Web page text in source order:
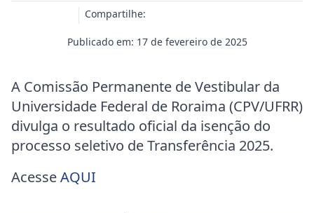
Publicado em: 17 de fevereiro de 2025
Compartilhe:
A Comissão Permanente de Vestibular da
Universidade Federal de Roraima (CPV/UFRR)
divulga o resultado oficial da isenção do
processo seletivo de Transferência 2025.
AcesseAQUI